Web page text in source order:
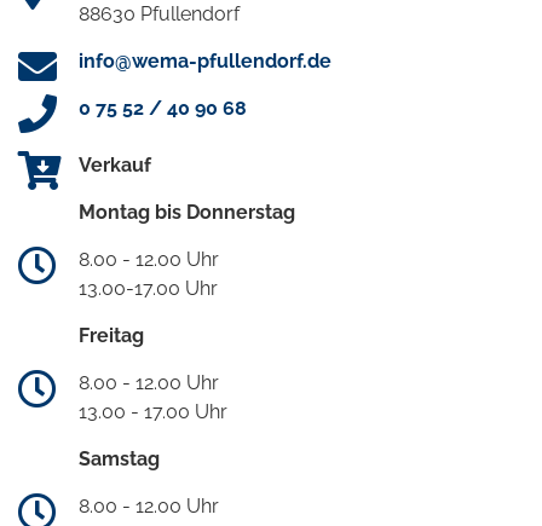
88630 Pfullendorf
info@wema-pfullendorf.de
0 75 52 / 40 90 68
Verkauf
Montag bis Donnerstag
8.00 - 12.00 Uhr
13.00-17.00 Uhr
Freitag
8.00 - 12.00 Uhr
13.00 - 17.00 Uhr
Samstag
8.00 - 12.00 Uhr